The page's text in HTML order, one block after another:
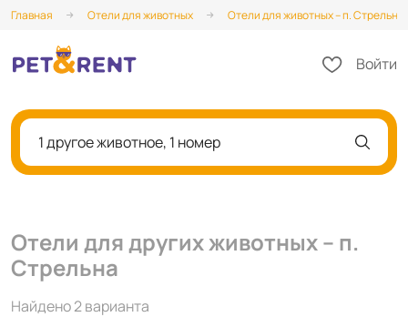
Главная Отели для животных Отели для животных – п. Стрельна
Войти
1 другое животное, 1 номер
Отели для других животных – п.
Стрельна
Найдено 2 варианта